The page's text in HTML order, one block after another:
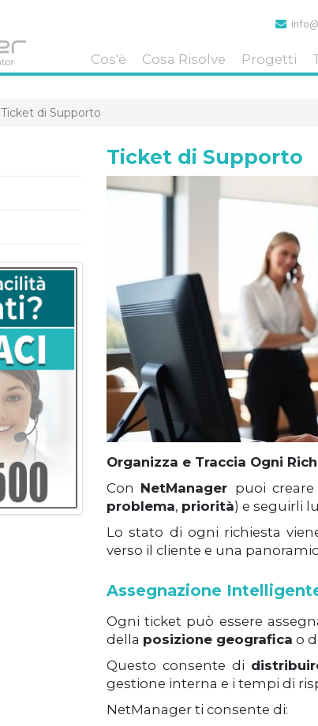
Cos'è Cosa Risolve Progetti
Ticket di Supporto
Ticket di Supporto
Organizza e Traccia Ogni
Con NetManager puoi creare
problema, priorità) e seguirli
Lo stato di ogni richiesta
verso il cliente e una
Assegnazione
Ogni ticket può essere
della posizione geografica o
Questo consente di
gestione interna e i tempi di
NetManager ti consente di: